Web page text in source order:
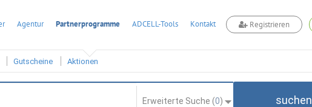
Agentur Partnerprogramme ADCELL-Tools Kontakt Registrieren
Gutscheine Aktionen
Erweiterte Suche (0) suchen